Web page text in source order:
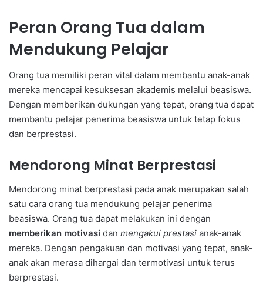
Peran Orang Tua dalam
Mendukung Pelajar
Orang tua memiliki peran vital dalam membantu anak-anak
mereka mencapai kesuksesan akademis melalui beasiswa.
Dengan memberikan dukungan yang tepat, orang tua dapat
membantu pelajar penerima beasiswa untuk tetap fokus
dan berprestasi.
Mendorong Minat Berprestasi
Mendorong minat berprestasi pada anak merupakan salah
satu cara orang tua mendukung pelajar penerima
beasiswa. Orang tua dapat melakukan ini dengan
memberikan motivasi dan mengakui prestasi anak-anak
mereka. Dengan pengakuan dan motivasi yang tepat, anak-
anak akan merasa dihargai dan termotivasi untuk terus
berprestasi.